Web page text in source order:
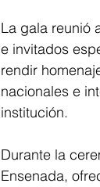
La gala reunió
e invitados
rendir
nacionales e
institución.
Durante la
Ensenada,